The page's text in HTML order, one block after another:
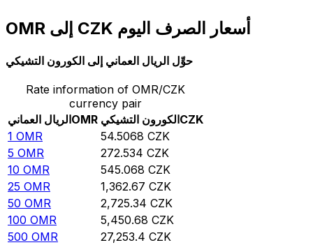
OMR إلى CZK أسعار الصرف اليوم
حوِّل الريال العماني إلى الكورون التشيكي
Rate information of OMR/CZK
currency pair
الريال العمانيOMR الكورون التشيكيCZK
1 OMR 54.5068 CZK
5 OMR 272.534 CZK
10 OMR 545.068 CZK
25 OMR 1,362.67 CZK
50 OMR 2,725.34 CZK
100 OMR 5,450.68 CZK
500 OMR 27,253.4 CZK